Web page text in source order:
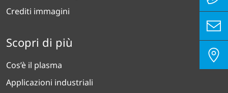
Crediti immagini
Scopri di più
Cos’è il plasma
Applicazioni industriali